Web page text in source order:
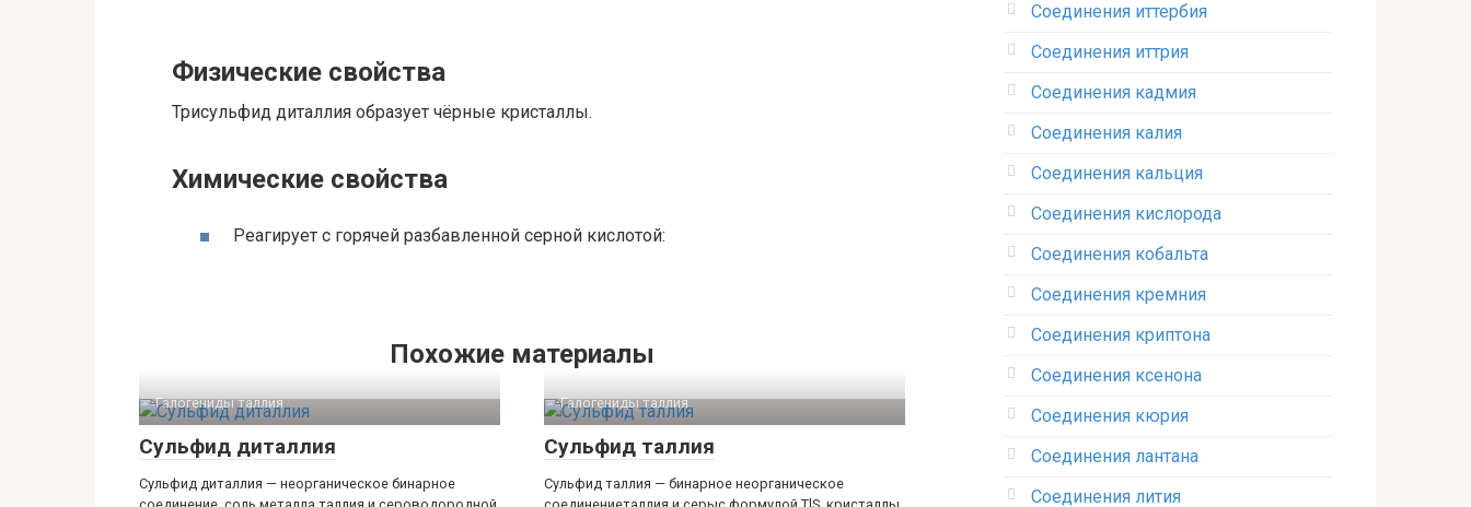
Физические свойства
Трисульфид диталлия образует чёрные кристаллы.
Химические свойства
Реагирует с горячей разбавленной серной кислотой:
Похожие материалы
Галогениды таллия‎
Сульфид диталлия
Сульфид диталлия — неорганическое бинарное
Галогениды таллия‎
Сульфид таллия
Сульфид таллия — бинарное неорганическое
Соединения иттербия‎
Соединения иттрия‎
Соединения кадмия
Соединения калия‎
Соединения кальция
Соединения кислорода‎
Соединения кобальта
Соединения кремния‎
Соединения криптона‎
Соединения ксенона‎
Соединения кюрия
Соединения лантана‎
Соединения лития‎